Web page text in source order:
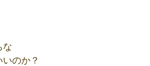
な
のか？